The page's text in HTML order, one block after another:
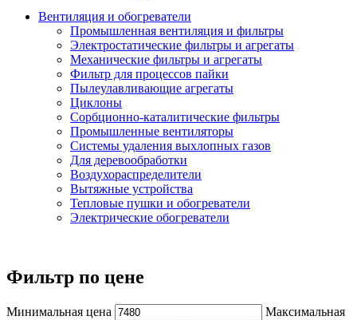
Вентиляция и обогреватели
Промышленная вентиляция и фильтры
Электростатические фильтры и агрегаты
Механические фильтры и агрегаты
Фильтр для процессов пайки
Пылеулавливающие агрегаты
Циклоны
Сорбционно-каталитические фильтры
Промышленные вентиляторы
Системы удаления выхлопных газов
Для деревообработки
Воздухораспределители
Вытяжные устройства
Тепловые пушки и обогреватели
Электрические обогреватели
Фильтр по цене
Минимальная цена
Максимальная